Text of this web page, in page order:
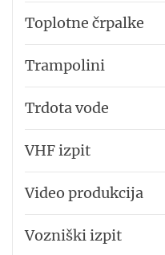
Toplotne črpalke
Trampolini
Trdota vode
VHF izpit
Video produkcija
Vozniški izpit